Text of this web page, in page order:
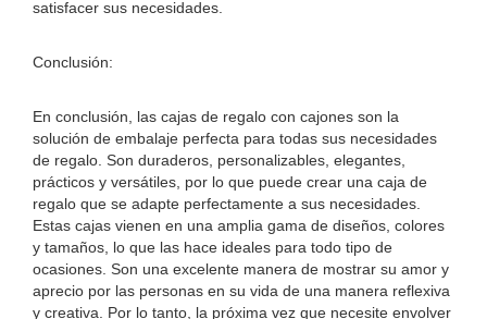
satisfacer sus necesidades.
Conclusión:
En conclusión, las cajas de regalo con cajones son la
solución de embalaje perfecta para todas sus necesidades
de regalo. Son duraderos, personalizables, elegantes,
prácticos y versátiles, por lo que puede crear una caja de
regalo que se adapte perfectamente a sus necesidades.
Estas cajas vienen en una amplia gama de diseños, colores
y tamaños, lo que las hace ideales para todo tipo de
ocasiones. Son una excelente manera de mostrar su amor y
aprecio por las personas en su vida de una manera reflexiva
y creativa. Por lo tanto, la próxima vez que necesite envolver